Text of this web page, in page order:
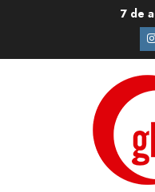
7 de